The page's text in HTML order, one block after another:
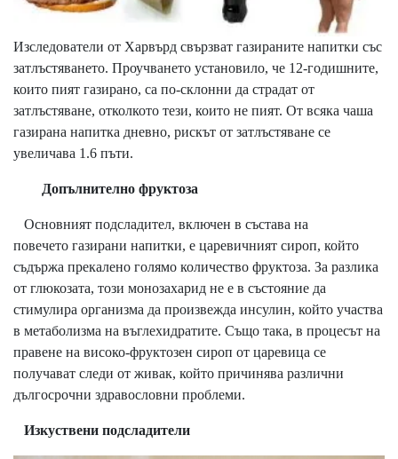
Изследователи от Харвърд свързват газираните напитки със
затлъстяването. Проучването установило, че 12-годишните,
които пият газирано, са по-склонни да страдат от
затлъстяване, отколкото тези, които не пият. От всяка чаша
газирана напитка дневно, рискът от затлъстяване се
увеличава 1.6 пъти.
Допълнително фруктоза
Основният подсладител, включен в състава на
повечето газирани напитки, е царевичният сироп, който
съдържа прекалено голямо количество фруктоза. За разлика
от глюкозата, този монозахарид не е в състояние да
стимулира организма да произвежда инсулин, който участва
в метаболизма на въглехидратите. Също така, в процесът на
правене на високо-фруктозен сироп от царевица се
получават следи от живак, който причинява различни
дългосрочни здравословни проблеми.
Изкуствени подсладители